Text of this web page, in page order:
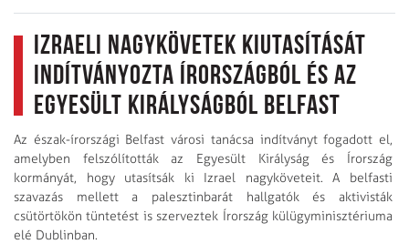
Izraeli nagykövetek kiutasítását
indítványozta Írországból és az
Egyesült Királyságból Belfast
Az észak-írországi Belfast városi tanácsa indítványt fogadott el,
amelyben felszólították az Egyesült Királyság és Írország
kormányát, hogy utasítsák ki Izrael nagyköveteit. A belfasti
szavazás mellett a palesztinbarát hallgatók és aktivisták
csütörtökön tüntetést is szerveztek Írország külügyminisztériuma
elé Dublinban.